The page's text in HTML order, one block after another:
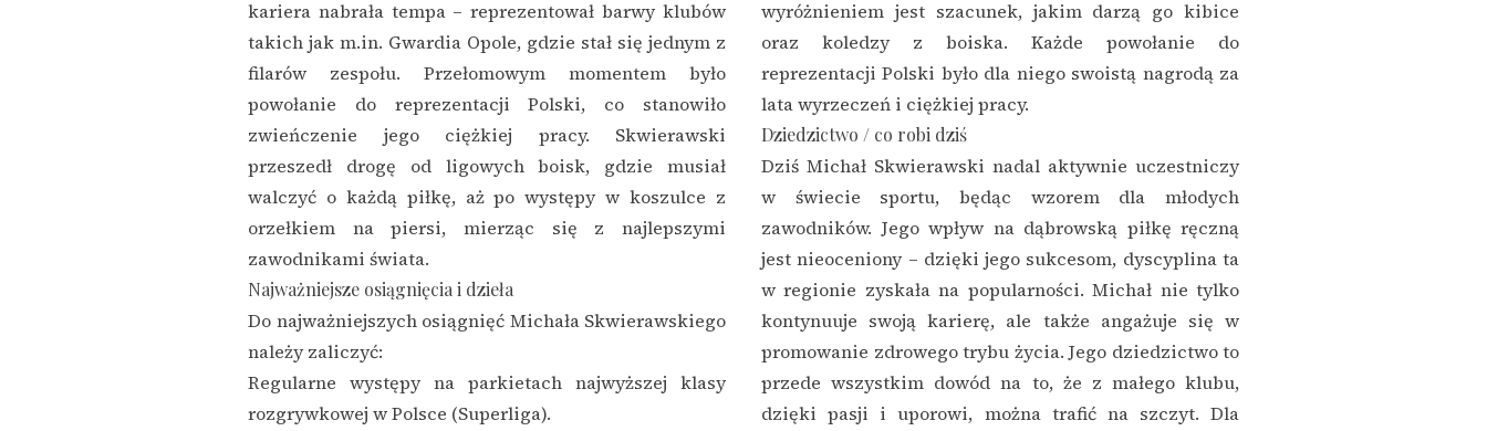
kariera nabrała tempa – reprezentował barwy klubów
takich jak m.in. Gwardia Opole, gdzie stał się jednym z
filarów zespołu. Przełomowym momentem było
powołanie do reprezentacji Polski, co stanowiło
zwieńczenie jego ciężkiej pracy. Skwierawski
przeszedł drogę od ligowych boisk, gdzie musiał
walczyć o każdą piłkę, aż po występy w koszulce z
orzełkiem na piersi, mierząc się z najlepszymi
zawodnikami świata.
Najważniejsze osiągnięcia i dzieła
Do najważniejszych osiągnięć Michała Skwierawskiego
należy zaliczyć:
Regularne występy na parkietach najwyższej klasy
rozgrywkowej w Polsce (Superliga).
wyróżnieniem jest szacunek, jakim darzą go kibice
oraz koledzy z boiska. Każde powołanie do
reprezentacji Polski było dla niego swoistą nagrodą za
lata wyrzeczeń i ciężkiej pracy.
Dziedzictwo / co robi dziś
Dziś Michał Skwierawski nadal aktywnie uczestniczy
w świecie sportu, będąc wzorem dla młodych
zawodników. Jego wpływ na dąbrowską piłkę ręczną
jest nieoceniony – dzięki jego sukcesom, dyscyplina ta
w regionie zyskała na popularności. Michał nie tylko
kontynuuje swoją karierę, ale także angażuje się w
promowanie zdrowego trybu życia. Jego dziedzictwo to
przede wszystkim dowód na to, że z małego klubu,
dzięki pasji i uporowi, można trafić na szczyt. Dla